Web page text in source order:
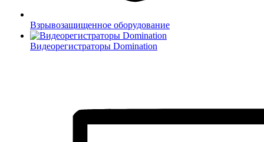
Взрывозащищенное оборудование
Видеорегистраторы Domination